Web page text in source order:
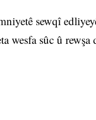
sewqî
wesfa sûc û